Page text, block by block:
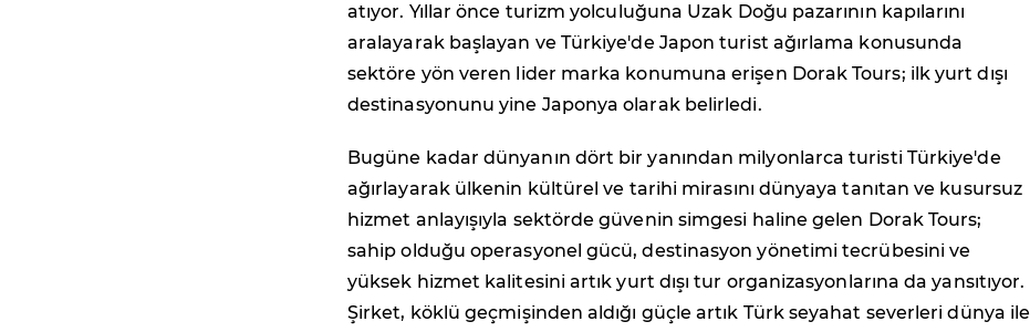
atıyor. Yıllar önce turizm yolculuğuna Uzak Doğu pazarının kapılarını
aralayarak başlayan ve Türkiye'de Japon turist ağırlama konusunda
sektöre yön veren lider marka konumuna erişen Dorak Tours; ilk yurt dışı
destinasyonunu yine Japonya olarak belirledi.
Bugüne kadar dünyanın dört bir yanından milyonlarca turisti Türkiye'de
ağırlayarak ülkenin kültürel ve tarihi mirasını dünyaya tanıtan ve kusursuz
hizmet anlayışıyla sektörde güvenin simgesi haline gelen Dorak Tours;
sahip olduğu operasyonel gücü, destinasyon yönetimi tecrübesini ve
yüksek hizmet kalitesini artık yurt dışı tur organizasyonlarına da yansıtıyor.
Şirket, köklü geçmişinden aldığı güçle artık Türk seyahat severleri dünya ile